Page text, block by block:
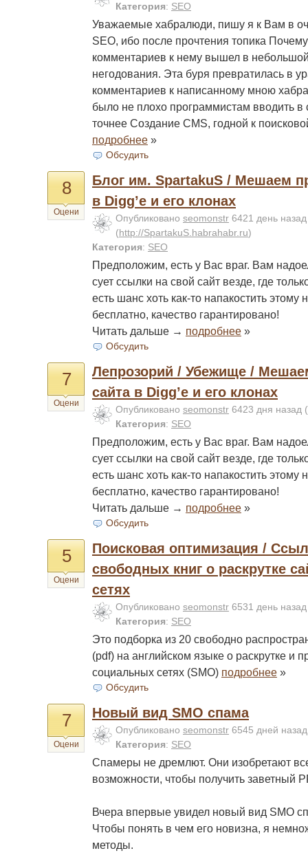
Категория: SEO
Уважаемые хабралюди, пишу я к Вам в
SEO, ибо после прочтения топика
комментариев к нему вышел в
негодования. Эта буря превратилась в
комментариев к написанному мною
было не плохо программистам вводить в
точнее Создание CMS, годной к
подробнее »
Обсудить
8
Оцени
Блог им. SpartakuS / Мешаем
в Digg’e и его клонах
Опубликовано seomonstr 6421 день назад
(http://SpartakuS.habrahabr.ru)
Категория: SEO
Предположим, есть у Вас враг. Вам
сует ссылки на свой сайт везде, где
есть шанс хоть как-то напакостить этому
бесплатно, качество гарантировано!
Читать дальше → подробнее »
Обсудить
7
Оцени
Лепрозорий / Убежище /
сайта в Digg’e и его клонах
Опубликовано seomonstr 6423 дня назад (
Категория: SEO
Предположим, есть у Вас враг. Вам
сует ссылки на свой сайт везде, где
есть шанс хоть как-то напакостить этому
бесплатно, качество гарантировано!
Читать дальше → подробнее »
Обсудить
5
Оцени
Поисковая оптимизация /
свободных книг о раскрутке
сетях
Опубликовано seomonstr 6531 день
Категория: SEO
Это подборка из 20 свободно
(pdf) на английском языке о раскрутке и
социальных сетях (SMO) подробнее »
Обсудить
7
Оцени
Новый вид SMO спама
Опубликовано seomonstr 6545 дней
Категория: SEO
Спамеры не дремлют. Они изобретают
возможности, чтобы получить заветный
Вчера впервые увидел новый вид SMO
Чтобы понять в чем его новизна, я
методы.